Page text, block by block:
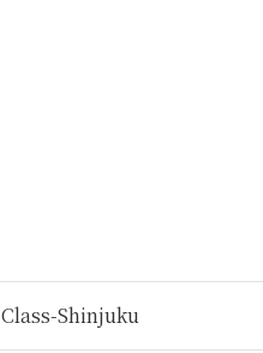
Class-Shinjuku